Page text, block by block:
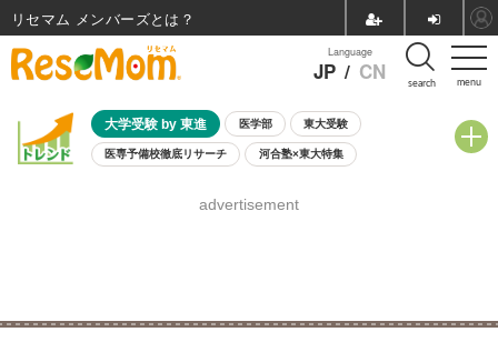
menu
Language
JP / CN search
大学受験 by 東進 医学部 東大受験
医専予備校徹底リサーチ 河合塾×東大特集
8月開催学校説明会・相談会
advertisement
リセマム メンバーズ